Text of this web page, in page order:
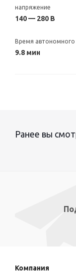
напряжение
140 — 280 В
Время автономного
9.8 мин
Ранее вы
Компания